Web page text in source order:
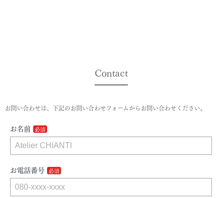
Contact
お問い合わせは、下記のお問い合わせフォームからお問い合わせください。
お名前
お電話番号